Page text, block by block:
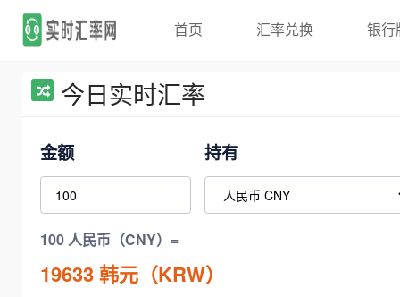
首页 汇率兑换 银行
今日实时汇率
金额 持有
100 人民币（CNY）=
19633韩元（KRW）